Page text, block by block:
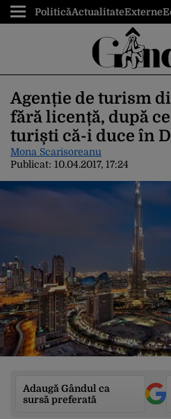
PoliticăActualitateExterne
Agenție de turism
fără licență, după
turiști că-i duce în
Mona Scarisoreanu
Publicat: 10.04.2017, 17:24
Adaugă Gândul ca
sursă preferată